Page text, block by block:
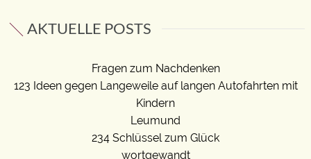
AKTUELLE POSTS
Fragen zum Nachdenken
123 Ideen gegen Langeweile auf langen Autofahrten mit
Kindern
Leumund
234 Schlüssel zum Glück
wortgewandt